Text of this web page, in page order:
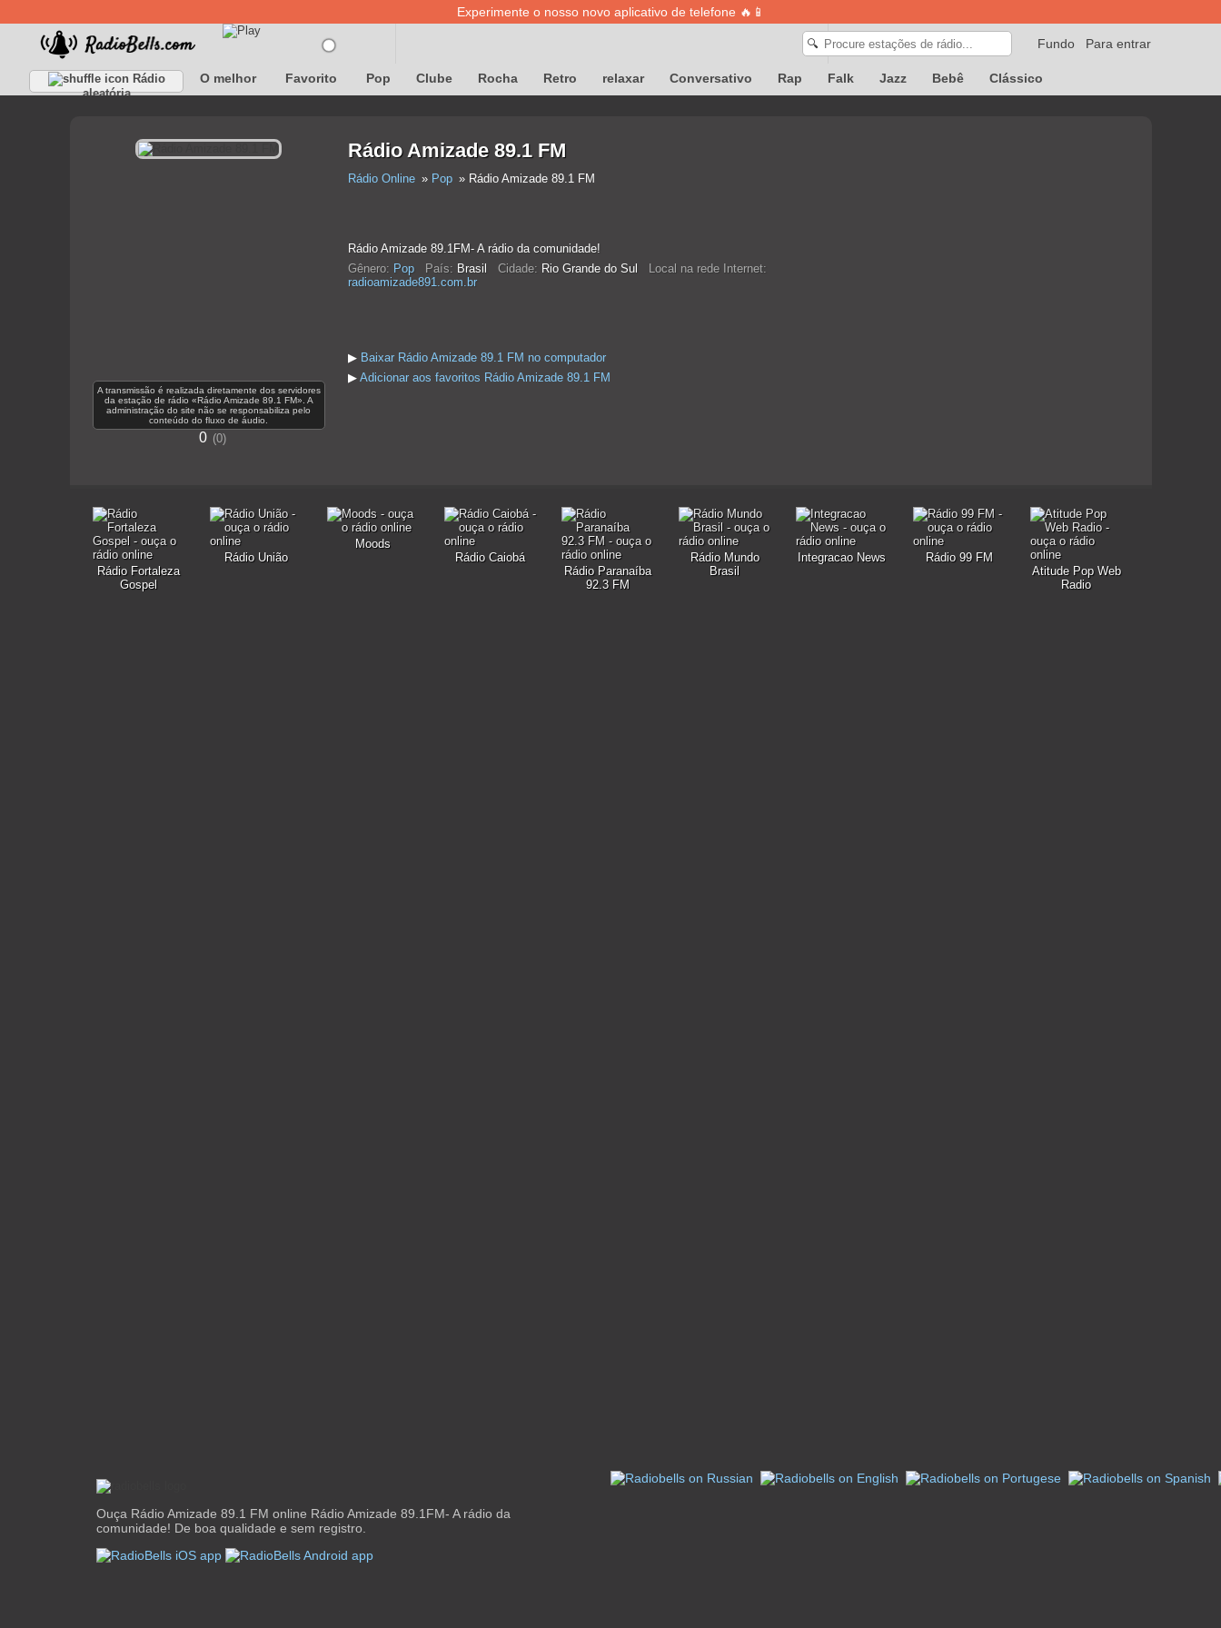
Experimente o nosso novo aplicativo de telefone 🔥📱
Para entrar
Fundo
🔍
Rádio
aleatória
O melhor Favorito Pop Clube Rocha Retro relaxar Conversativo Rap Falk Jazz Bebê Clássico
A transmissão é realizada diretamente dos servidores
da estação de rádio «Rádio Amizade 89.1 FM». A
administração do site não se responsabiliza pelo
conteúdo do fluxo de áudio.
0 0
Rádio Amizade 89.1 FM
Rádio Online Pop Rádio Amizade 89.1 FM
Rádio Amizade 89.1FM- A rádio da comunidade!
Gênero: Pop País: Brasil Cidade: Rio Grande do Sul
Local na rede Internet:
radioamizade891.com.br
▶ Baixar Rádio Amizade 89.1 FM no computador
▶ Adicionar aos favoritos Rádio Amizade 89.1 FM
Rádio Fortaleza
Gospel
Rádio União
Moods
Rádio Caiobá
Rádio Paranaíba
92.3 FM
Rádio Mundo
Brasil
Integracao News
Rádio 99 FM
Atitude Pop Web
Radio
Ouça Rádio Amizade 89.1 FM online Rádio Amizade 89.1FM- A rádio da
comunidade! De boa qualidade e sem registro.